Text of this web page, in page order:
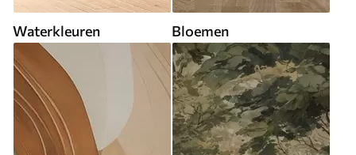
Waterkleuren Bloemen